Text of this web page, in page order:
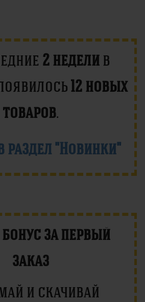
2 недели в
12 новых
товаров.
раздел "Новинки"
за первый
заказ
и скачивай